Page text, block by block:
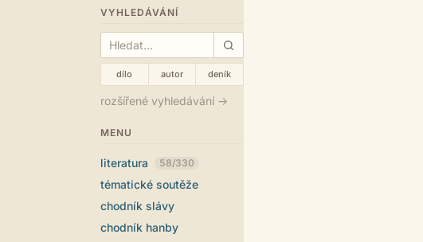
VYHLEDÁVÁNÍ
dílo autor deník
rozšířené vyhledávání →
MENU
literatura 58/330
tématické soutěže
chodník slávy
chodník hanby